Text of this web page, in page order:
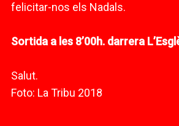
felicitar-nos els Nadals.
Sortida a les 8’00h. darrera
Salut.
Foto: La Tribu 2018